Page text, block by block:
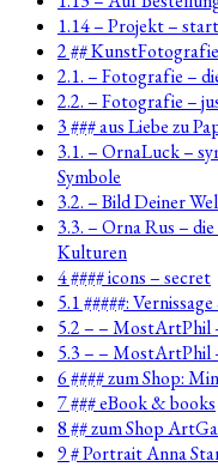
1.14 – Projekt –
2 ## KunstFotografie
2.1. – Fotografie –
2.2. – Fotografie –
3 ### aus Liebe zu
3.1. – OrnaLuck –
Symbole
3.2. – Bild Deiner
3.3. – Orna Rus –
Kulturen
4 #### icons – secret
5.1 #####:
5.2 – – MostArtPhil
5.3 – – MostArtPhil
6 #### zum Shop:
7 ### eBook & books
8 ## zum Shop
9 # Portrait Anna